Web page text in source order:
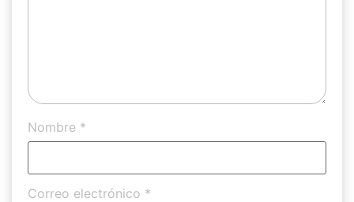
Nombre *
Correo electrónico *